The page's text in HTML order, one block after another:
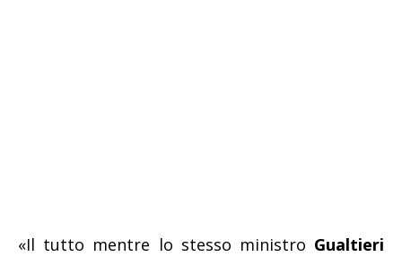
«Il tutto mentre lo stesso ministro Gualtieri